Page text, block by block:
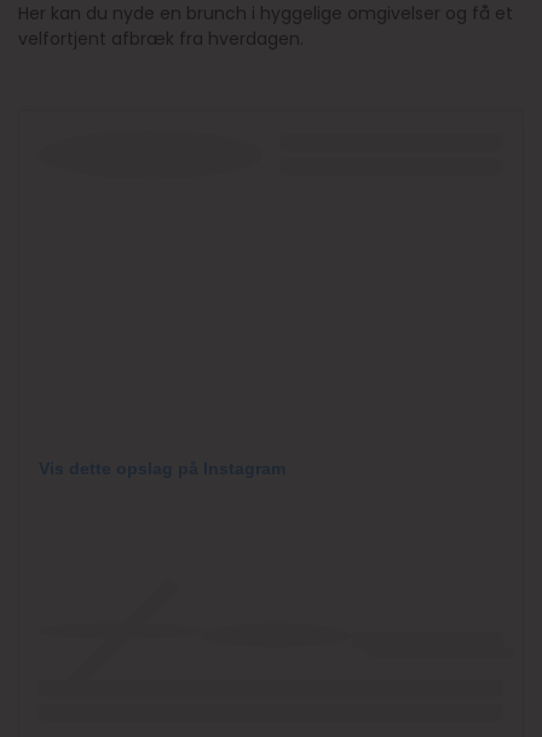
Her kan du nyde en brunch i hyggelige omgivelser og få et
velfortjent afbræk fra hverdagen.
Vis dette opslag på Instagram